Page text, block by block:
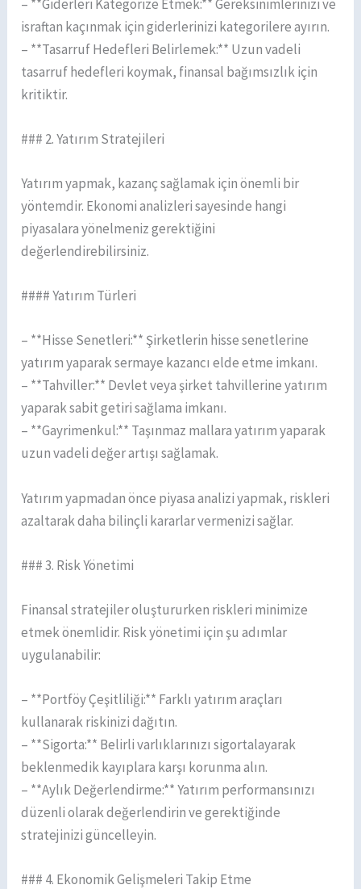
– **Giderleri Kategorize Etmek:** Gereksinimlerinizi ve
israftan kaçınmak için giderlerinizi kategorilere ayırın.
– **Tasarruf Hedefleri Belirlemek:** Uzun vadeli
tasarruf hedefleri koymak, finansal bağımsızlık için
kritiktir.
### 2. Yatırım Stratejileri
Yatırım yapmak, kazanç sağlamak için önemli bir
yöntemdir. Ekonomi analizleri sayesinde hangi
piyasalara yönelmeniz gerektiğini
değerlendirebilirsiniz.
#### Yatırım Türleri
– **Hisse Senetleri:** Şirketlerin hisse senetlerine
yatırım yaparak sermaye kazancı elde etme imkanı.
– **Tahviller:** Devlet veya şirket tahvillerine yatırım
yaparak sabit getiri sağlama imkanı.
– **Gayrimenkul:** Taşınmaz mallara yatırım yaparak
uzun vadeli değer artışı sağlamak.
Yatırım yapmadan önce piyasa analizi yapmak, riskleri
azaltarak daha bilinçli kararlar vermenizi sağlar.
### 3. Risk Yönetimi
Finansal stratejiler oluştururken riskleri minimize
etmek önemlidir. Risk yönetimi için şu adımlar
uygulanabilir:
– **Portföy Çeşitliliği:** Farklı yatırım araçları
kullanarak riskinizi dağıtın.
– **Sigorta:** Belirli varlıklarınızı sigortalayarak
beklenmedik kayıplara karşı korunma alın.
– **Aylık Değerlendirme:** Yatırım performansınızı
düzenli olarak değerlendirin ve gerektiğinde
stratejinizi güncelleyin.
### 4. Ekonomik Gelişmeleri Takip Etme